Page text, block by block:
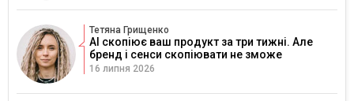
Тетяна Грищенко
AI скопіює ваш продукт за три тижні. Але
бренд і сенси скопіювати не зможе
16 липня 2026